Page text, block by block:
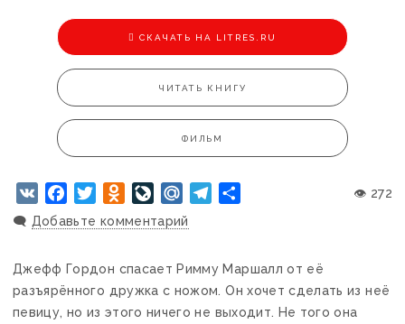
CКАЧАТЬ НА LITRES.RU
ЧИТАТЬ КНИГУ
ФИЛЬМ
VK Facebook
TwitterOdnoklassniki
LiveJournal
Mail.RuTelegram
👁 272
🗨️ Добавьте комментарий
Джефф Гордон спасает Римму Маршалл от её
разъярённого дружка с ножом. Он хочет сделать из неё
певицу, но из этого ничего не выходит. Не того она